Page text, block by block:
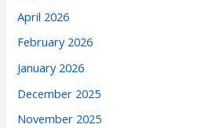
April 2026
February 2026
January 2026
December 2025
November 2025